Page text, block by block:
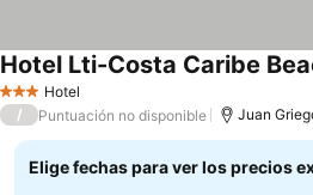
3 Estrellas
Hotel
Hotel Lti-Costa Caribe
/ Puntuación no disponible Juan
Elige fechas para ver los precios